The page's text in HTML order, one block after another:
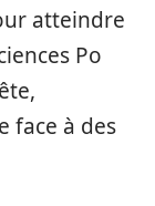
atteindre
Po
face à des